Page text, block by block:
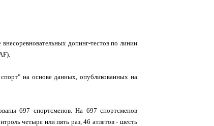
допинг-тестов по линии
на основе данных, опубликованных на
697 спортсменов. На 697 спортсменов
четыре или пять раз, 46 атлетов - шесть